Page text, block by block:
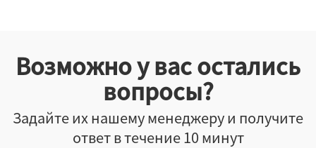
Возможно у вас остались
вопросы?
Задайте их нашему менеджеру и получите
ответ в течение 10 минут